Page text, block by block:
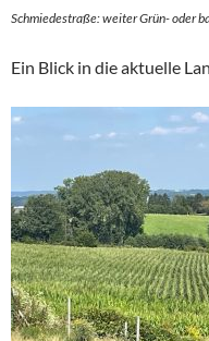
Schmiedestraße: weiter Grün- oder
Ein Blick in die aktuelle